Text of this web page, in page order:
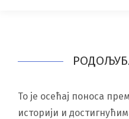
То је осећај поноса
историји и